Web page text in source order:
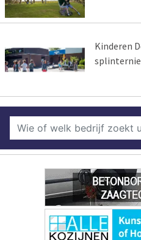
Kinderen